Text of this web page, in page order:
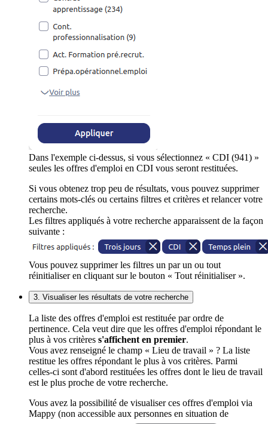
Dans l'exemple ci-dessus, si vous sélectionnez « CDI (941) »
seules les offres d'emploi en CDI vous seront restituées.
Si vous obtenez trop peu de résultats, vous pouvez supprimer
certains mots-clés ou certains filtres et critères et relancer votre
recherche.
Les filtres appliqués à votre recherche apparaissent de la façon
suivante :
Vous pouvez supprimer les filtres un par un ou tout
réinitialiser en cliquant sur le bouton « Tout réinitialiser ».
3. Visualiser les résultats de votre recherche
La liste des offres d'emploi est restituée par ordre de
pertinence. Cela veut dire que les offres d'emploi répondant le
plus à vos critères s'affichent en premier.
Vous avez renseigné le champ « Lieu de travail » ? La liste
restitue les offres répondant le plus à vos critères. Parmi
celles-ci sont d'abord restituées les offres dont le lieu de travail
est le plus proche de votre recherche.
Vous avez la possibilité de visualiser ces offres d'emploi via
Mappy (non accessible aux personnes en situation de